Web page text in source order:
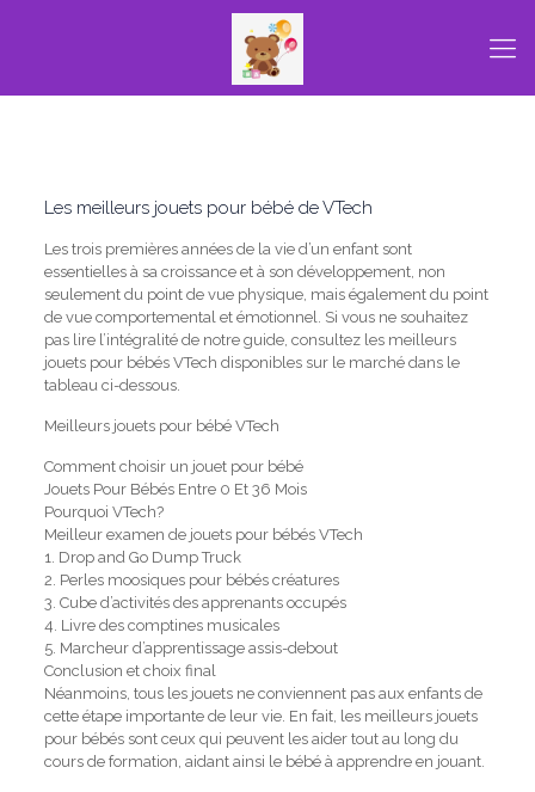
Les meilleurs jouets pour bébé de VTech
Les trois premières années de la vie d’un enfant sont
essentielles à sa croissance et à son développement, non
seulement du point de vue physique, mais également du point
de vue comportemental et émotionnel. Si vous ne souhaitez
pas lire l’intégralité de notre guide, consultez les meilleurs
jouets pour bébés VTech disponibles sur le marché dans le
tableau ci-dessous.
Meilleurs jouets pour bébé VTech
Comment choisir un jouet pour bébé
Jouets Pour Bébés Entre 0 Et 36 Mois
Pourquoi VTech?
Meilleur examen de jouets pour bébés VTech
1. Drop and Go Dump Truck
2. Perles moosiques pour bébés créatures
3. Cube d’activités des apprenants occupés
4. Livre des comptines musicales
5. Marcheur d’apprentissage assis-debout
Conclusion et choix final
Néanmoins, tous les jouets ne conviennent pas aux enfants de
cette étape importante de leur vie. En fait, les meilleurs jouets
pour bébés sont ceux qui peuvent les aider tout au long du
cours de formation, aidant ainsi le bébé à apprendre en jouant.